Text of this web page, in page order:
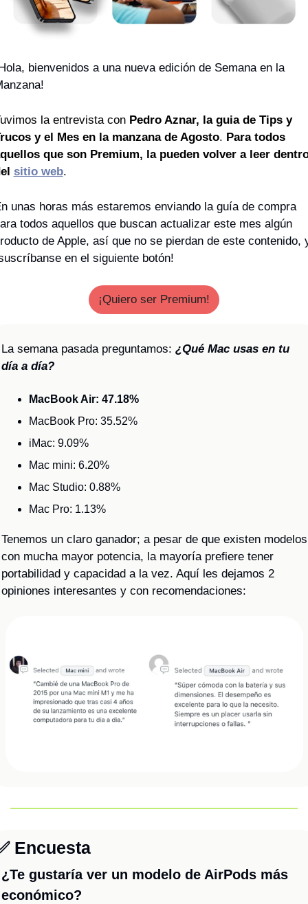
bienvenidos a una nueva edición de Semana en la
la entrevista con Pedro Aznar, la guia de Tips y
y el Mes en la manzana de Agosto. Para todos
que son Premium, la pueden volver a leer
sitio web.
unas horas más estaremos enviando la guía de compra
todos aquellos que buscan actualizar este mes algún
de Apple, así que no se pierdan de este contenido,
en el siguiente botón!
¡Quiero ser Premium!
La semana pasada preguntamos: ¿Qué Mac usas en tu
día a día?
MacBook Air: 47.18%
MacBook Pro: 35.52%
iMac: 9.09%
Mac mini: 6.20%
Mac Studio: 0.88%
Mac Pro: 1.13%
Tenemos un claro ganador; a pesar de que existen modelos
con mucha mayor potencia, la mayoría prefiere tener
portabilidad y capacidad a la vez. Aquí les dejamos 2
opiniones interesantes y con recomendaciones:
Encuesta
¿Te gustaría ver un modelo de AirPods más
económico?